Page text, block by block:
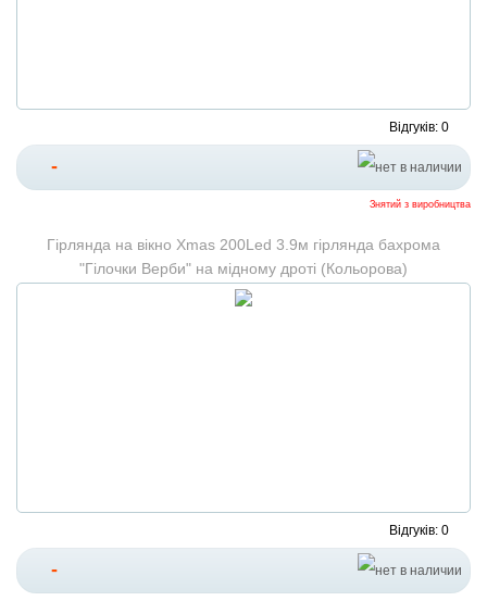
Відгуків: 0
-
Знятий з виробництва
Гірлянда на вікно Xmas 200Led 3.9м гірлянда бахрома
"Гілочки Верби" на мідному дроті (Кольорова)
Відгуків: 0
-